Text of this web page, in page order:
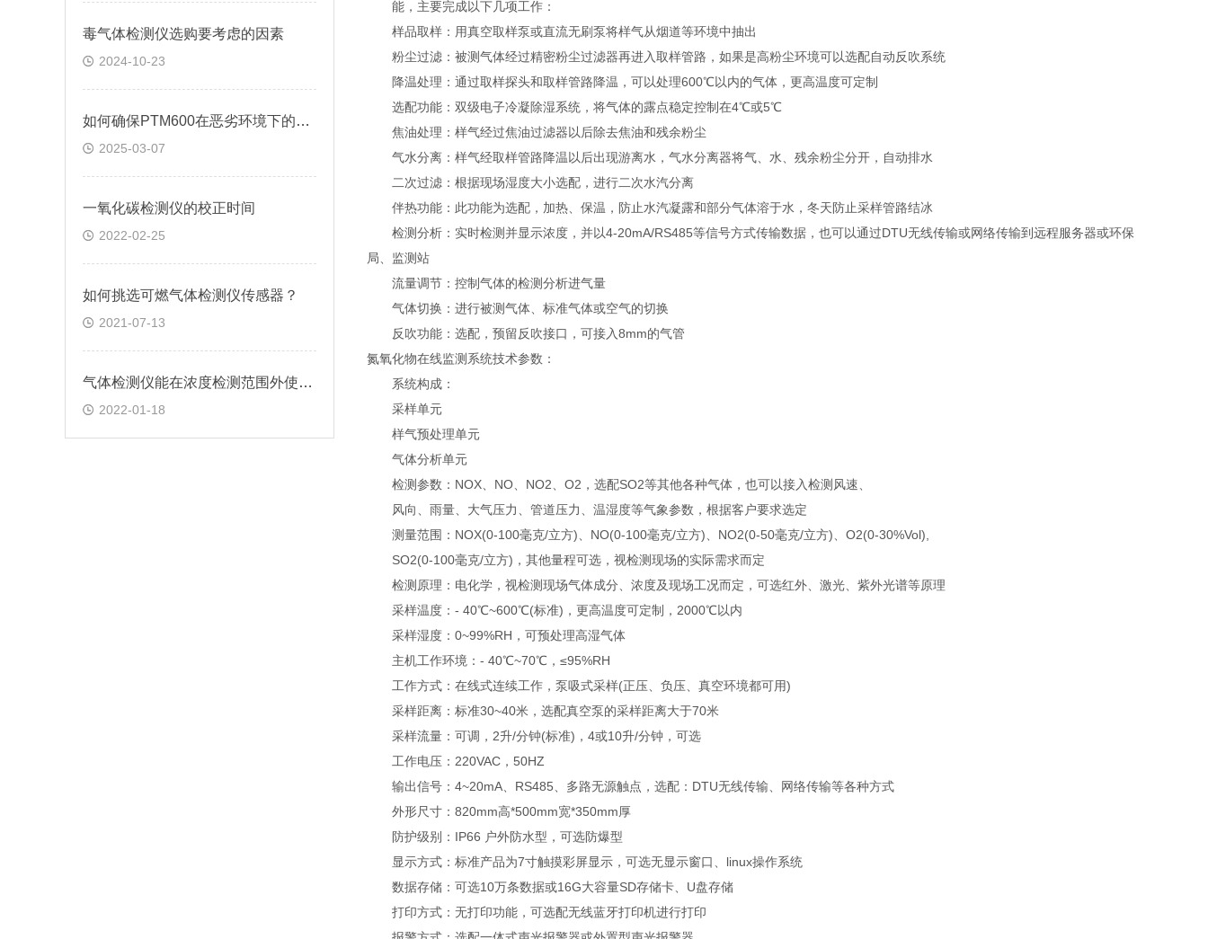
毒气体检测仪选购要考虑的因素
2024-10-23
如何确保PTM600在恶劣环境下的稳定运行？
2025-03-07
一氧化碳检测仪的校正时间
2022-02-25
如何挑选可燃气体检测仪传感器？
2021-07-13
气体检测仪能在浓度检测范围外使用吗?
2022-01-18
能，主要完成以下几项工作：
样品取样：用真空取样泵或直流无刷泵将样气从烟道等环境中抽出
粉尘过滤：被测气体经过精密粉尘过滤器再进入取样管路，如果是高粉尘环境可以选配自动反吹系统
降温处理：通过取样探头和取样管路降温，可以处理600℃以内的气体，更高温度可定制
选配功能：双级电子冷凝除湿系统，将气体的露点稳定控制在4℃或5℃
焦油处理：样气经过焦油过滤器以后除去焦油和残余粉尘
气水分离：样气经取样管路降温以后出现游离水，气水分离器将气、水、残余粉尘分开，自动排水
二次过滤：根据现场湿度大小选配，进行二次水汽分离
伴热功能：此功能为选配，加热、保温，防止水汽凝露和部分气体溶于水，冬天防止采样管路结冰
检测分析：实时检测并显示浓度，并以4-20mA/RS485等信号方式传输数据，也可以通过DTU无线传输或网络传输到远程服务器或环保
局、监测站
流量调节：控制气体的检测分析进气量
气体切换：进行被测气体、标准气体或空气的切换
反吹功能：选配，预留反吹接口，可接入8mm的气管
氮氧化物在线监测系统技术参数：
系统构成：
采样单元
样气预处理单元
气体分析单元
检测参数：NOX、NO、NO2、O2，选配SO2等其他各种气体，也可以接入检测风速、
风向、雨量、大气压力、管道压力、温湿度等气象参数，根据客户要求选定
测量范围：NOX(0-100毫克/立方)、NO(0-100毫克/立方)、NO2(0-50毫克/立方)、O2(0-30%Vol),
SO2(0-100毫克/立方)，其他量程可选，视检测现场的实际需求而定
检测原理：电化学，视检测现场气体成分、浓度及现场工况而定，可选红外、激光、紫外光谱等原理
采样温度：- 40℃~600℃(标准)，更高温度可定制，2000℃以内
采样湿度：0~99%RH，可预处理高湿气体
主机工作环境：- 40℃~70℃，≤95%RH
工作方式：在线式连续工作，泵吸式采样(正压、负压、真空环境都可用)
采样距离：标准30~40米，选配真空泵的采样距离大于70米
采样流量：可调，2升/分钟(标准)，4或10升/分钟，可选
工作电压：220VAC，50HZ
输出信号：4~20mA、RS485、多路无源触点，选配：DTU无线传输、网络传输等各种方式
外形尺寸：820mm高*500mm宽*350mm厚
防护级别：IP66 户外防水型，可选防爆型
显示方式：标准产品为7寸触摸彩屏显示，可选无显示窗口、linux操作系统
数据存储：可选10万条数据或16G大容量SD存储卡、U盘存储
打印方式：无打印功能，可选配无线蓝牙打印机进行打印